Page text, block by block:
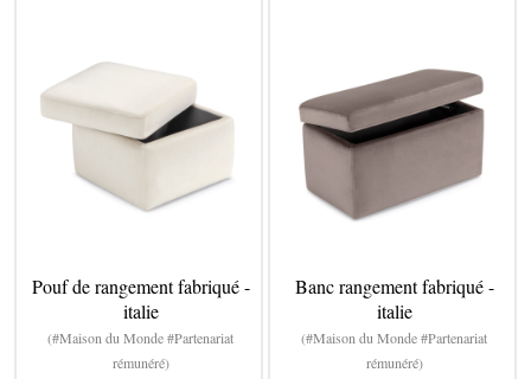
Pouf de rangement fabriqué -
italie
(#Maison du Monde #Partenariat
rémunéré)
Banc rangement fabriqué -
italie
(#Maison du Monde #Partenariat
rémunéré)